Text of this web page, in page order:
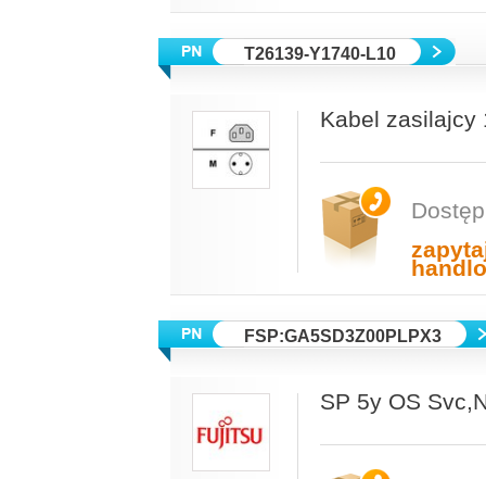
T26139-Y1740-L10
Kabel zasilajcy
FSP:GA5SD3Z00PLPX3
SP 5y OS